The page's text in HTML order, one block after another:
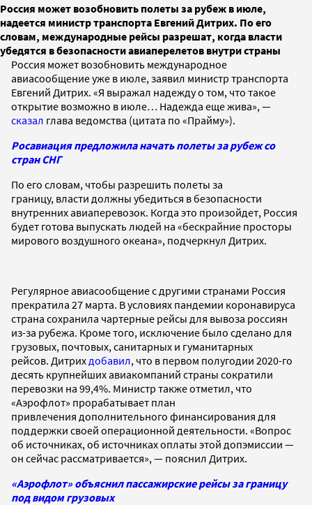
Россия может возобновить полеты за рубеж в июле,
надеется министр транспорта Евгений Дитрих. По его
словам, международные рейсы разрешат, когда власти
убедятся в безопасности авиаперелетов внутри страны
Россия может возобновить международное
авиасообщение уже в июле, заявил министр транспорта
Евгений Дитрих. «Я выражал надежду о том, что такое
открытие возможно в июле… Надежда еще жива», —
сказал глава ведомства (цитата по «Прайму»).
Росавиация предложила начать полеты за рубеж со
стран СНГ
По его словам, чтобы разрешить полеты за
границу, власти должны убедиться в безопасности
внутренних авиаперевозок. Когда это произойдет, Россия
будет готова выпускать людей на «бескрайние просторы
мирового воздушного океана», подчеркнул Дитрих.
Регулярное авиасообщение с другими странами Россия
прекратила 27 марта. В условиях пандемии коронавируса
страна сохранила чартерные рейсы для вывоза россиян
из-за рубежа. Кроме того, исключение было сделано для
грузовых, почтовых, санитарных и гуманитарных
рейсов. Дитрих добавил, что в первом полугодии 2020-го
десять крупнейших авиакомпаний страны сократили
перевозки на 99,4%. Министр также отметил, что
«Аэрофлот» прорабатывает план
привлечения дополнительного финансирования для
поддержки своей операционной деятельности. «Вопрос
об источниках, об источниках оплаты этой допэмиссии —
он сейчас рассматривается», — пояснил Дитрих.
«Аэрофлот» объяснил пассажирские рейсы за границу
под видом грузовых